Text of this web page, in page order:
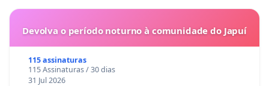
Devolva o período noturno à comunidade do Japuí
115 assinaturas
115 Assinaturas / 30 dias
31 Jul 2026